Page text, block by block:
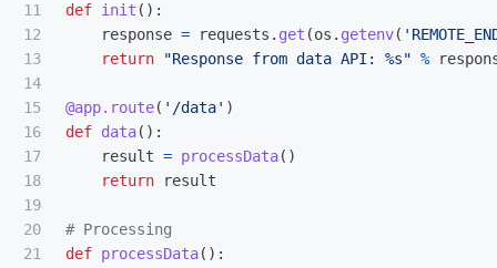
11
12
13
14
15
16
17
18
19
20
21
def init ():
response = requests . get (os . getenv( '
return
"Response from data API: %s" %
@app.route( ' /data' )
def data():
result = processData()
return
result
def processData():